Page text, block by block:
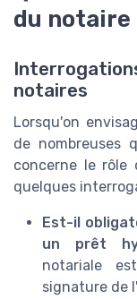
du notaire
notaires
Lorsqu'on
de nombreuses
concerne le rôle
quelques
Est-il
un prêt
notariale
signature de